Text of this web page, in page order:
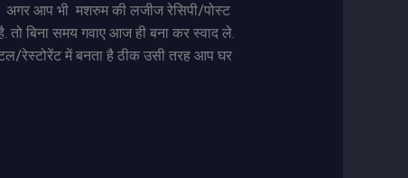
आप भी मशरुम की लजीज रेसिपी/पोस्ट
बिना समय गवाए आज ही बना कर स्वाद ले.
रेस्टोरेंट में बनता है ठीक उसी तरह आप घर